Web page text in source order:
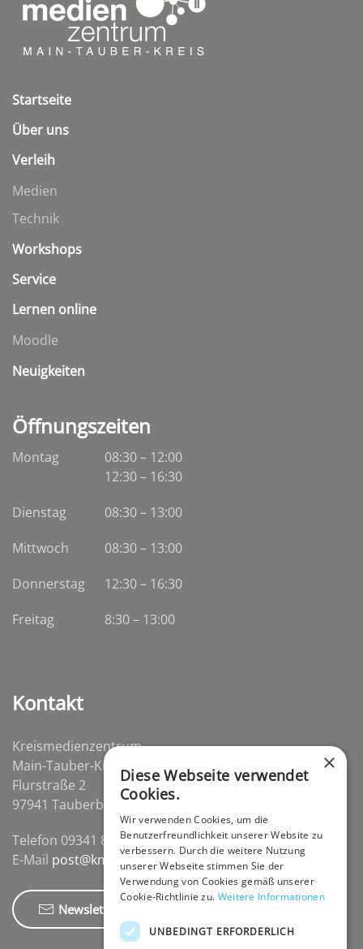
Startseite
Über uns
Verleih
Medien
Technik
Workshops
Service
Lernen online
Moodle
Neuigkeiten
Öffnungszeiten
Montag
08:30 – 12:00
12:30 – 16:30
Dienstag
08:30– 13:00
Mittwoch
08:30– 13:00
Donnerstag
12:30 – 16:30
Freitag
8:30 – 13:00
Kontakt
Kreismedienzentrum
Main-Tauber-Kreis
Flurstraße 2
97941 Tauberbischofsheim-Distelhausen
Telefon 09341 84670
E-Mail post@kmz-tbb.de
Newsletter
×
Diese Webseite verwendet
Cookies.
Wir verwenden Cookies, um die
Benutzerfreundlichkeit unserer Website zu
verbessern. Durch die weitere Nutzung
unserer Webseite stimmen Sie der
Verwendung von Cookies gemäß unserer
Cookie-Richtlinie zu. Weitere Informationen
UNBEDINGT ERFORDERLICH